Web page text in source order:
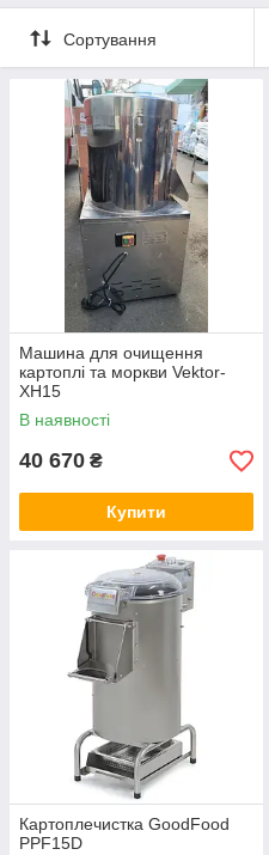
Сортування
Машина для очищення
картоплі та моркви Vektor-
XH15
В наявності
40 670 ₴
Купити
Картоплечистка GoodFood
PPF15D